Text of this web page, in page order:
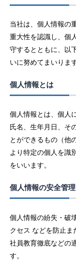
当社は、個人情報の
重大性を認識し、個
守するとともに、以
いに努めてまいります
個人情報とは
個人情報とは、個人
氏名、生年月日、そ
とができるもの（他
より特定の個人を識
をいいます。
個人情報の安全管理
個人情報の紛失・破
クセス などを防止ま
社員教育徹底などの
す。